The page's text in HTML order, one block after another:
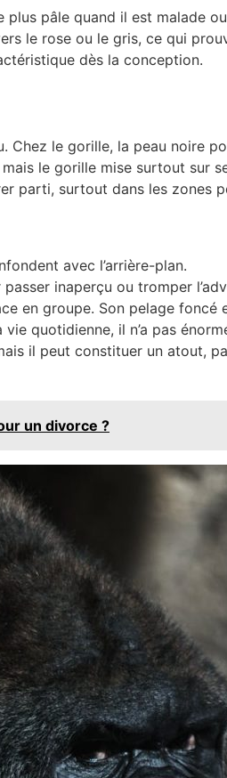
pâle quand il est malade
le rose ou le gris, ce qui
dès la conception.
le gorille, la peau noire
le gorille mise surtout sur
parti, surtout dans les zones
avec l’arrière-plan.
inaperçu ou tromper
en groupe. Son pelage foncé
quotidienne, il n’a pas
il peut constituer un atout,
un divorce ?